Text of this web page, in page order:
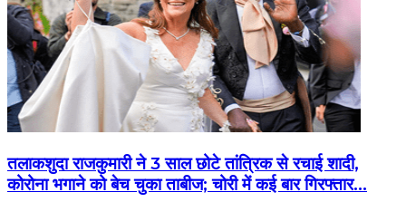
तलाकशुदा राजकुमारी ने 3 साल छोटे तांत्रिक से रचाई शादी,
कोरोना भगाने को बेच चुका ताबीज; चोरी में कई बार गिरफ्तार…